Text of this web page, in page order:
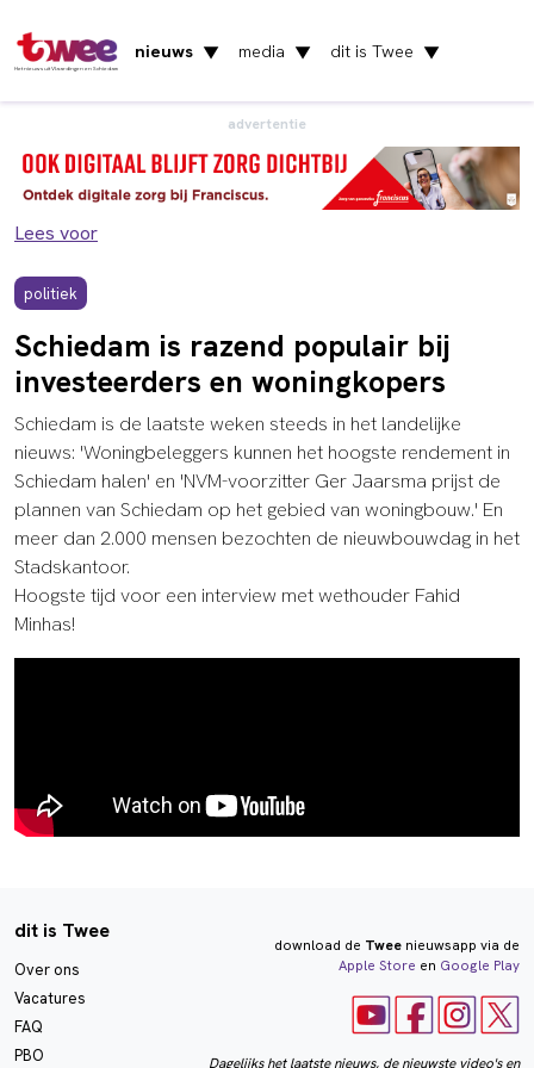
Het nieuws uit Vlaardingen en Schiedam
nieuws ▼ media ▼ dit is Twee ▼
advertentie
Lees voor
politiek
Schiedam is razend populair bij
investeerders en woningkopers
Schiedam is de laatste weken steeds in het landelijke
nieuws: 'Woningbeleggers kunnen het hoogste rendement in
Schiedam halen' en 'NVM-voorzitter Ger Jaarsma prijst de
plannen van Schiedam op het gebied van woningbouw.' En
meer dan 2.000 mensen bezochten de nieuwbouwdag in het
Stadskantoor.
Hoogste tijd voor een interview met wethouder Fahid
Minhas!
dit is Twee
Over ons
Vacatures
FAQ
PBO
download de Tweenieuwsapp via de
Apple Store en Google Play
Dagelijks het laatste nieuws, de nieuwste video's en